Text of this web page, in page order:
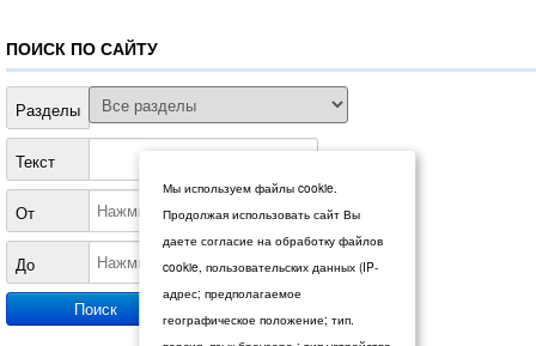
ПОИСК ПО САЙТУ
Разделы
Текст
От
До
Мы используем файлы cookie.
Продолжая использовать сайт Вы
даете согласие на обработку файлов
cookie, пользовательских данных (IP-
адрес; предполагаемое
географическое положение; тип.